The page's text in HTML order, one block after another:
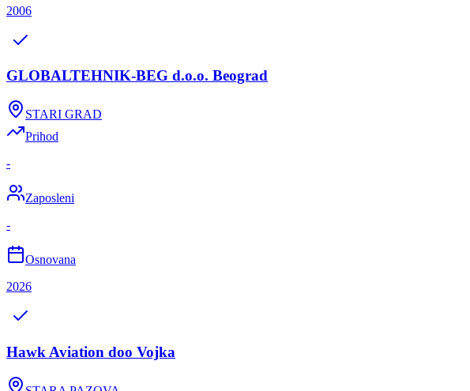
2006
GLOBALTEHNIK-BEG d.o.o. Beograd
STARI GRAD
Prihod
-
Zaposleni
-
Osnovana
2026
Hawk Aviation doo Vojka